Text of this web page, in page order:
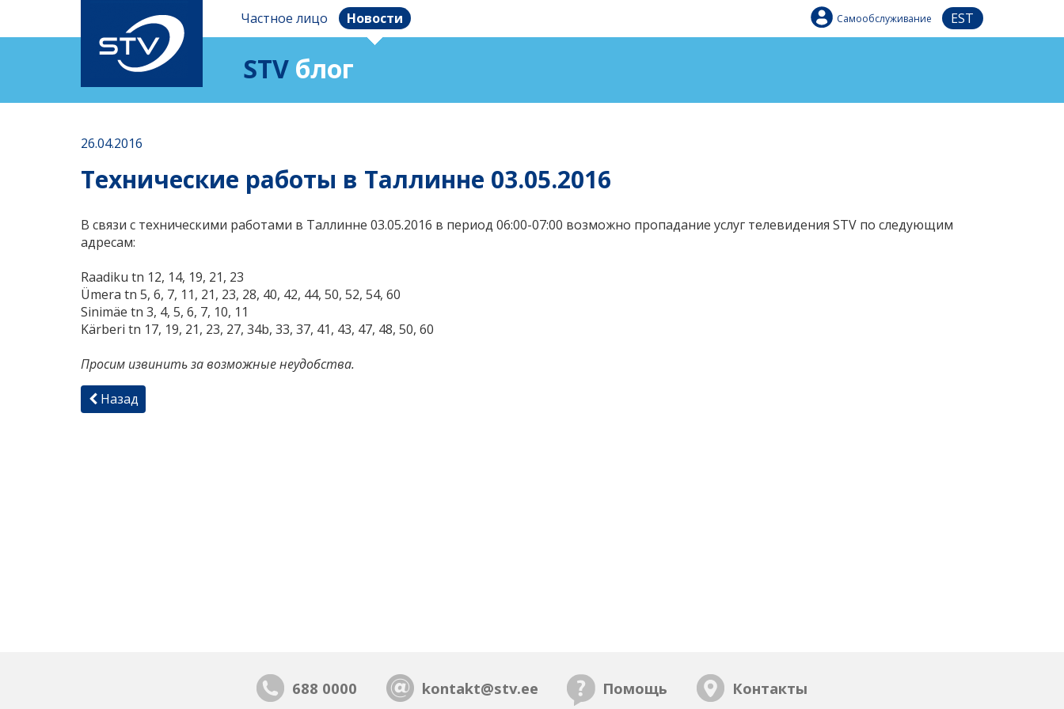
Частное лицо Новости Самообслуживание EST
STV блог
26.04.2016
Технические работы в Таллинне 03.05.2016
В связи с техническими работами в Таллинне 03.05.2016 в период 06:00-07:00 возможно пропадание услуг телевидения STV по следующим
адресам:
Raadiku tn 12, 14, 19, 21, 23
Ümera tn 5, 6, 7, 11, 21, 23, 28, 40, 42, 44, 50, 52, 54, 60
Sinimäe tn 3, 4, 5, 6, 7, 10, 11
Kärberi tn 17, 19, 21, 23, 27, 34b, 33, 37, 41, 43, 47, 48, 50, 60
Просим извинить за возможные неудобства.
Назад
688 0000 kontakt@stv.ee Помощь Контакты